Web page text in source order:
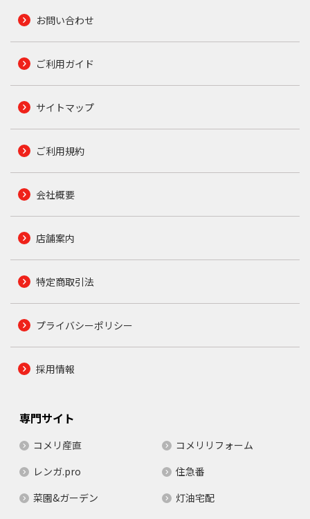
お問い合わせ
ご利用ガイド
サイトマップ
ご利用規約
会社概要
店舗案内
特定商取引法
プライバシーポリシー
採用情報
専門サイト
コメリ産直
コメリリフォーム
レンガ.pro
住急番
菜園&ガーデン
灯油宅配